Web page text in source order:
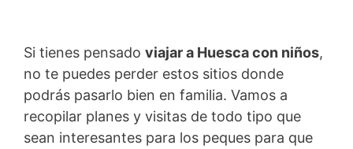
Si tienes pensado viajar a Huesca con niños,
no te puedes perder estos sitios donde
podrás pasarlo bien en familia. Vamos a
recopilar planes y visitas de todo tipo que
sean interesantes para los peques para que